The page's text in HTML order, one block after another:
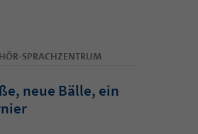
HÖR-SPRACHZENTRUM
neue Bälle, ein